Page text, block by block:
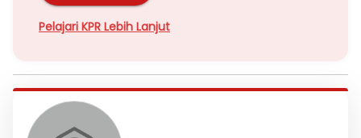
Pelajari KPR Lebih Lanjut